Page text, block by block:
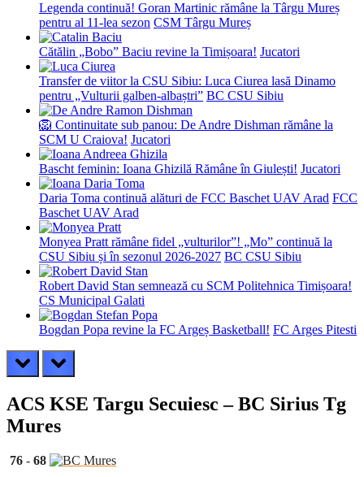
Legenda continuă! Goran Martinic rămâne la Târgu Mureș
pentru al 11-lea sezon CSM Târgu Mureș
Cătălin „Bobo” Baciu revine la Timișoara! Jucatori
Transfer de viitor la CSU Sibiu: Luca Ciurea lasă Dinamo
pentru „Vulturii galben-albaștri” BC CSU Sibiu
🦁 Continuitate sub panou: De Andre Dishman rămâne la
SCM U Craiova! Jucatori
Bascht feminin: Ioana Ghizilă Rămâne în Giulești! Jucatori
Daria Toma continuă alături de FCC Baschet UAV Arad FCC
Baschet UAV Arad
Monyea Pratt rămâne fidel „vulturilor”! „Mo” continuă la
CSU Sibiu și în sezonul 2026-2027 BC CSU Sibiu
Robert David Stan semnează cu SCM Politehnica Timișoara!
CS Municipal Galati
Bogdan Popa revine la FC Argeș Basketball! FC Arges Pitesti
prev next
ACS KSE Targu Secuiesc – BC Sirius Tg
Mures
76 - 68